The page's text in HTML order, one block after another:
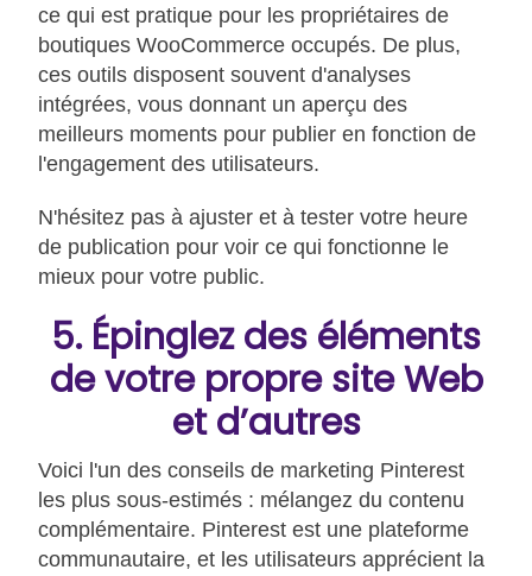
ce qui est pratique pour les propriétaires de
boutiques WooCommerce occupés. De plus,
ces outils disposent souvent d'analyses
intégrées, vous donnant un aperçu des
meilleurs moments pour publier en fonction de
l'engagement des utilisateurs.
N'hésitez pas à ajuster et à tester votre heure
de publication pour voir ce qui fonctionne le
mieux pour votre public.
5. Épinglez des éléments
de votre propre site Web
et d’autres
Voici l'un des conseils de marketing Pinterest
les plus sous-estimés : mélangez du contenu
complémentaire. Pinterest est une plateforme
communautaire, et les utilisateurs apprécient la